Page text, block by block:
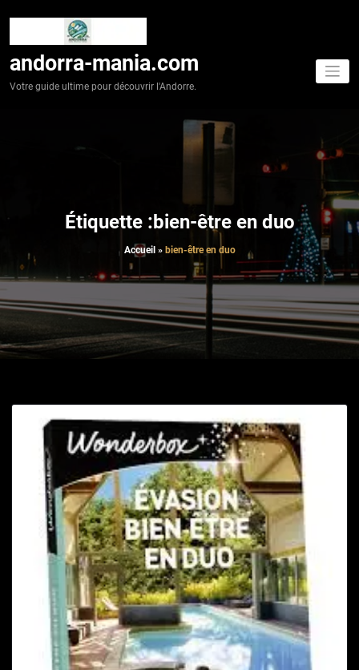
andorra-mania.com
Votre guide ultime pour découvrir l'Andorre.
Étiquette :bien-être en duo
Accueil » bien-être en duo